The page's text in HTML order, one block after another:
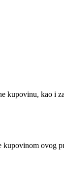
kupovinu, kao i
kupovinom ovog